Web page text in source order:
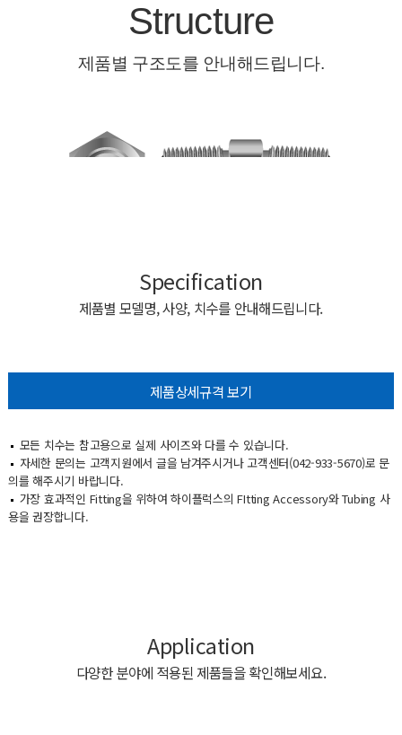
Specification
제품별 모델명, 사양, 치수를 안내해드립니다.
제품상세규격 보기
모든 치수는 참고용으로 실제 사이즈와 다를 수 있습니다.
자세한 문의는 고객지원에서 글을 남겨주시거나 고객센터(042-933-5670)로 문
의를 해주시기 바랍니다.
가장 효과적인 Fitting을 위하여 하이플럭스의 FItting Accessory와 Tubing 사
용을 권장합니다.
Application
다양한 분야에 적용된 제품들을 확인해보세요.